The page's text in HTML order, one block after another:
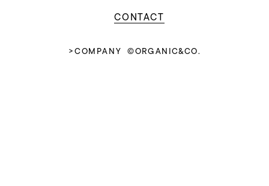
CONTACT
>COMPANY ©ORGANIC&CO.